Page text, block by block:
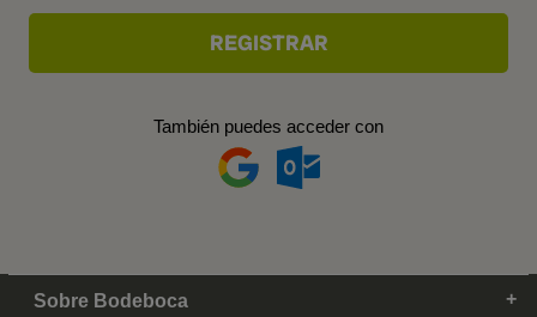
También puedes acceder con
Sobre Bodeboca